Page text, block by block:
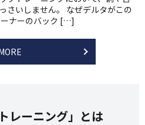
さいしません。 なぜデルタがこの
ナーのバック […]
レーニング」とは